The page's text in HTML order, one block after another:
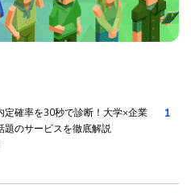
定確率を30秒で診断！大学×企業
題のサービスを徹底解説
1